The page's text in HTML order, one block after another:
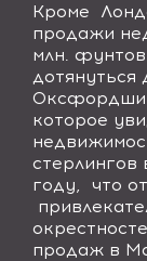
Кроме
продажи
млн. фунтов
которое
стерлингов
году, что
продаж в